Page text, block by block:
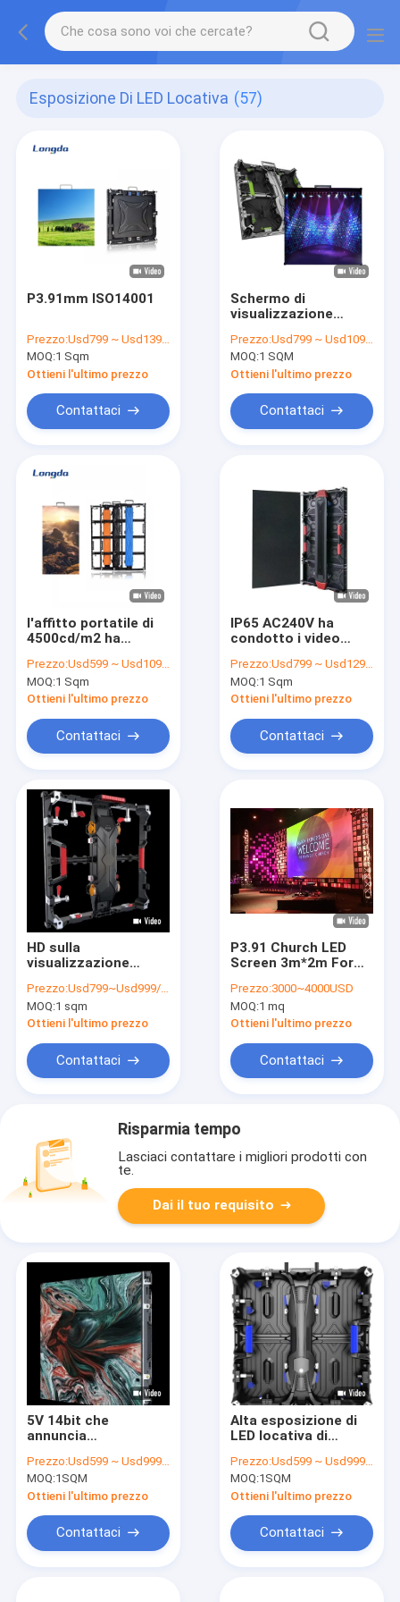
Esposizione Di LED Locativa (57)
P3.91mm ISO14001
Prezzo:Usd799 ~ Usd1399 / Sqm ( price is negotiable )
MOQ:1 Sqm
Ottieni l'ultimo prezzo
Contattaci
Schermo di
visualizzazione
del LED di colore
pieno P3.91 della
fase di HD
Prezzo:Usd799 ~ Usd1099 / Sqm ( price is negotiable )
MOQ:1 SQM
Ottieni l'ultimo prezzo
Contattaci
l'affitto portatile di
4500cd/m2 ha
l'esposizione RoHs il
ccc IP43
Prezzo:Usd599 ~ Usd1099 / Sqm ( price is negotiable )
MOQ:1 Sqm
Ottieni l'ultimo prezzo
Contattaci
IP65 AC240V ha
condotto i video
P2.9 ROHS
Prezzo:Usd799 ~ Usd1299 / Sqm ( price is negotiable )
MOQ:1 Sqm
Ottieni l'ultimo prezzo
Contattaci
HD sulla
visualizzazione
di rinfrescamento
3840Hz P3.91
Indoor& 1R1G1B LED
Prezzo:Usd799~Usd999/Sqm( Price is negotiable)
MOQ:1 sqm
Ottieni l'ultimo prezzo
Contattaci
P3.91 Church LED
Screen 3m*2m For
And Live Events
Prezzo:3000~4000USD
MOQ:1 mq
Ottieni l'ultimo prezzo
Contattaci
Risparmia tempo
Lasciaci contattare i migliori prodotti con
te.
Dai il tuo requisito
5V 14bit che
annuncia
per il Governo
locativo di
500mmx500mm
Prezzo:Usd599 ~ Usd999 / Sqm ( Price is negotiable )
MOQ:1SQM
Ottieni l'ultimo prezzo
Contattaci
Alta esposizione di
LED locativa di
4500cd per gli eventi
all'aperto
Prezzo:Usd599 ~ Usd999 / Sqm ( Price is negotiable )
MOQ:1SQM
Ottieni l'ultimo prezzo
Contattaci